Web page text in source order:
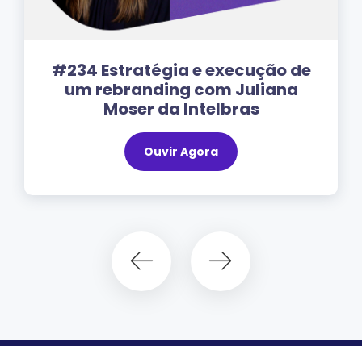
#26 Desafios e estratégias
rebranding com Cláudia
do Villa Romana Shopping
Ouvir Agora